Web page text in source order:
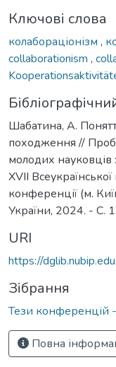
Ключові слова
колабораціонізм ,
collaborationism ,
Шабатина, А.
походження //
молодих науковців
ХVІI
конференції (м.
України, 2024. - С.
URI
https://
Зібрання
Тези конференцій
Повна